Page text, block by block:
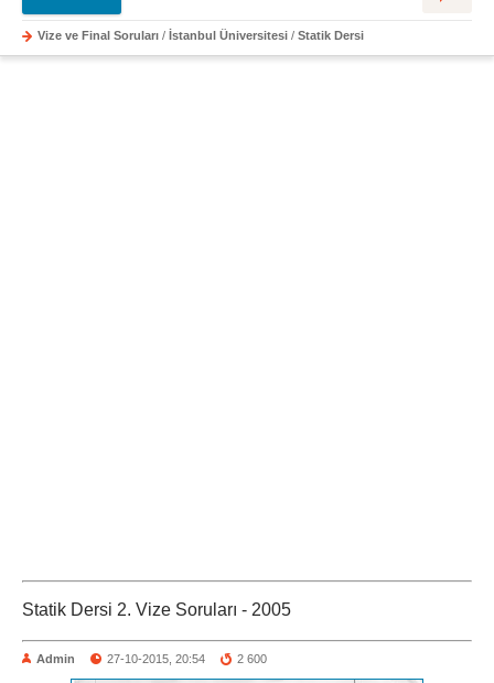
Vize ve Final Soruları / İstanbul Üniversitesi / Statik Dersi
Statik Dersi 2. Vize Soruları - 2005
Admin 27-10-2015, 20:54 2 600